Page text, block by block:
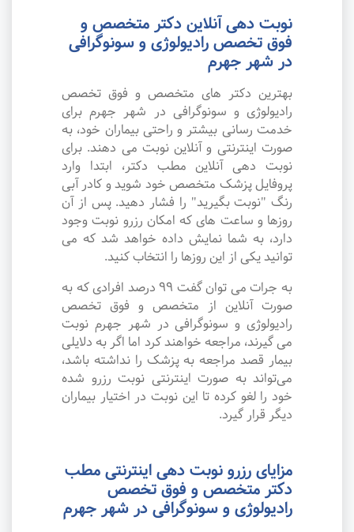
نوبت دهی آنلاین دکتر متخصص و
فوق تخصص رادیولوژی و سونوگرافی
در شهر جهرم
بهترین دکتر های متخصص و فوق تخصص
رادیولوژی و سونوگرافی در شهر جهرم برای
خدمت رسانی بیشتر و راحتی بیماران خود، به
صورت اینترنتی و آنلاین نوبت می دهند. برای
نوبت دهی آنلاین مطب دکتر، ابتدا وارد
پروفایل پزشک متخصص خود شوید و کادر آبی
رنگ "نوبت بگیرید" را فشار دهید. پس از آن
روزها و ساعت های که امکان رزرو نوبت وجود
دارد، به شما نمایش داده خواهد شد که می
توانید یکی از این روزها را انتخاب کنید.
به جرات می‌ توان گفت ۹۹ درصد افرادی که به
صورت آنلاین از متخصص و فوق تخصص
رادیولوژی و سونوگرافی در شهر جهرم نوبت
می گیرند، مراجعه خواهند کرد اما اگر به دلایلی
بیمار قصد مراجعه به پزشک را نداشته باشد،
می‌تواند به صورت اینترنتی نوبت رزرو شده
خود را لغو کرده تا این نوبت در اختیار بیماران
دیگر قرار گیرد.
مزایای رزرو نوبت دهی اینترنتی مطب
دکتر متخصص و فوق تخصص
رادیولوژی و سونوگرافی در شهر جهرم